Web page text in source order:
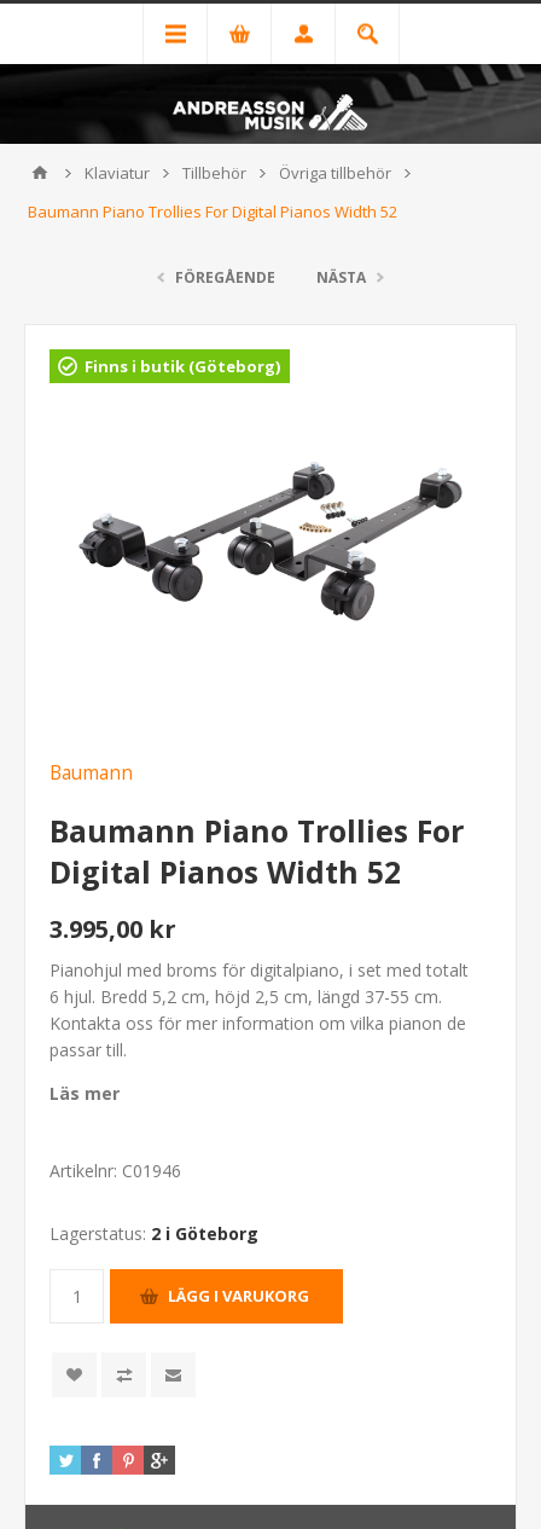
Klaviatur Tillbehör
Övriga tillbehör
Baumann Piano Trollies For Digital Pianos Width 52
FÖREGÅENDE NÄSTA
Finns i butik (Göteborg)
Baumann
Baumann Piano Trollies For
Digital Pianos Width 52
3.995,00 kr
Pianohjul med broms för digitalpiano, i set med totalt
6 hjul. Bredd 5,2 cm, höjd 2,5 cm, längd 37-55 cm.
Kontakta oss för mer information om vilka pianon de
passar till.
Läs mer
Artikelnr: C01946
Lagerstatus: 2 i Göteborg